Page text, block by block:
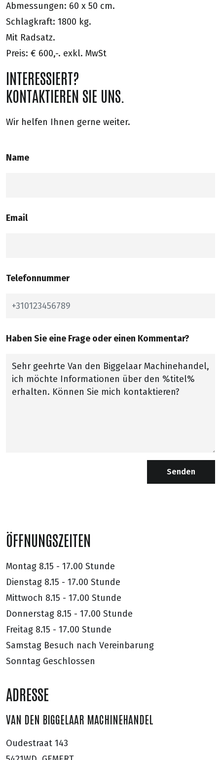
Abmessungen: 60 x 50 cm.
Schlagkraft: 1800 kg.
Mit Radsatz.
Preis: € 600,-. exkl. MwSt
INTERESSIERT?
KONTAKTIEREN SIE UNS.
Wir helfen Ihnen gerne weiter.
Name
Email
Telefonnummer
Haben Sie eine Frage oder einen Kommentar?
Senden
ÖFFNUNGSZEITEN
Montag 8.15 - 17.00 Stunde
Dienstag 8.15 - 17.00 Stunde
Mittwoch 8.15 - 17.00 Stunde
Donnerstag 8.15 - 17.00 Stunde
Freitag 8.15 - 17.00 Stunde
Samstag Besuch nach Vereinbarung
Sonntag Geschlossen
ADRESSE
VAN DEN BIGGELAAR MACHINEHANDEL
Oudestraat 143